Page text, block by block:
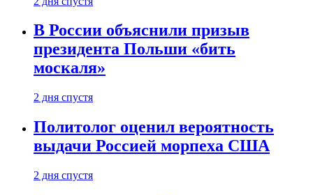
В России объяснили призыв
президента Польши «бить
москаля»
2 дня спустя
Политолог оценил вероятность
выдачи Россией морпеха США
2 дня спустя